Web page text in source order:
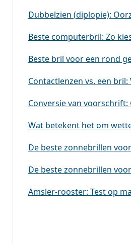
Dubbelzien (diplopie):
Beste computerbril: Zo
Beste bril voor een rond
Contactlenzen vs. een bril:
Conversie van
Wat betekent het om
De beste zonnebrillen
De beste zonnebrillen
Amsler-rooster: Test op